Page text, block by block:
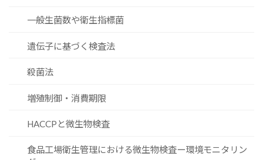
一般生菌数や衛生指標菌
遺伝子に基づく検査法
殺菌法
増殖制御・消費期限
HACCPと微生物検査
食品工場衛生管理における微生物検査ー環境モニタリン